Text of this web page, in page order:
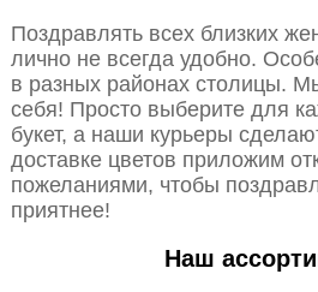
Поздравлять всех близких
лично не всегда удобно.
в разных районах столицы.
себя! Просто выберите для
букет, а наши курьеры
доставке цветов приложим
пожеланиями, чтобы
приятнее!
Наш